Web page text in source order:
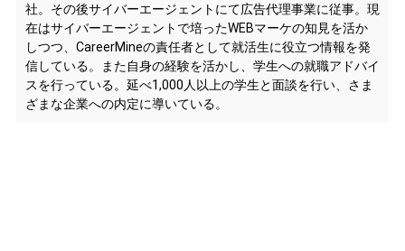
社。その後サイバーエージェントにて広告代理事業に従事。現
在はサイバーエージェントで培ったWEBマーケの知見を活か
しつつ、CareerMineの責任者として就活生に役立つ情報を発
信している。また自身の経験を活かし、学生への就職アドバイ
スを行っている。延べ1,000人以上の学生と面談を行い、さま
ざまな企業への内定に導いている。